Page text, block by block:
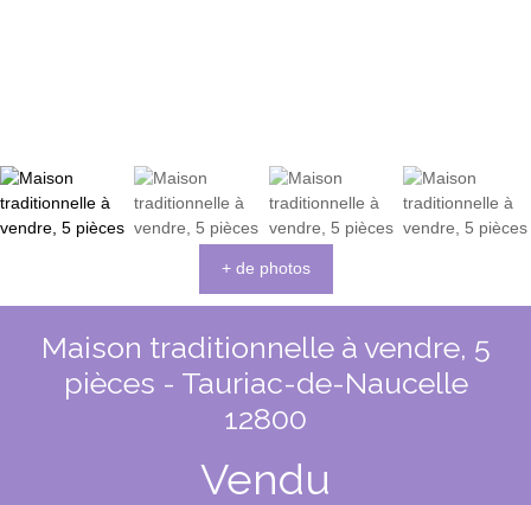
+ de photos
Maison traditionnelle à vendre, 5
pièces - Tauriac-de-Naucelle
12800
Vendu